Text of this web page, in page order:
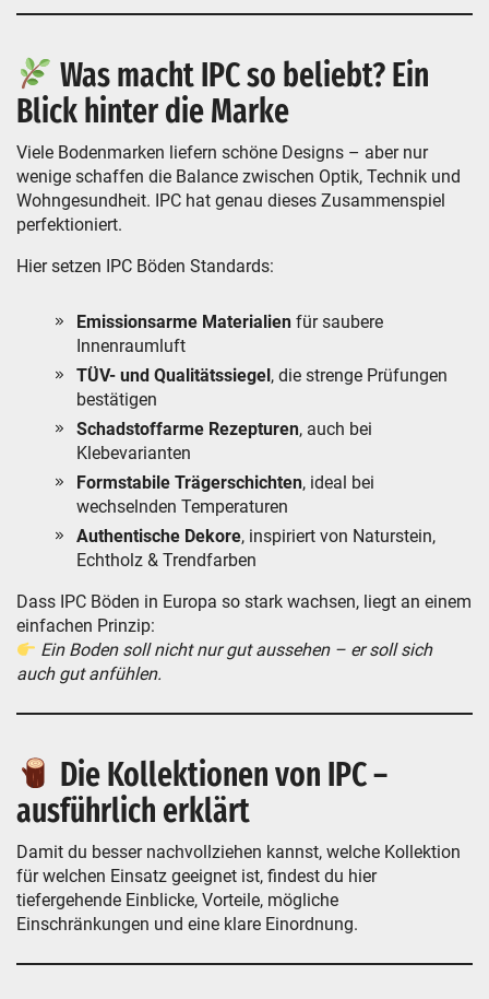
Was macht IPC so beliebt? Ein
Blick hinter die Marke
Viele Bodenmarken liefern schöne Designs – aber nur
wenige schaffen die Balance zwischen Optik, Technik und
Wohngesundheit. IPC hat genau dieses Zusammenspiel
perfektioniert.
Hier setzen IPC Böden Standards:
Emissionsarme Materialien für saubere
Innenraumluft
TÜV- und Qualitätssiegel , die strenge Prüfungen
bestätigen
Schadstoffarme Rezepturen, auch bei
Klebevarianten
Formstabile Trägerschichten, ideal bei
wechselnden Temperaturen
Authentische Dekore, inspiriert von Naturstein,
Echtholz & Trendfarben
Dass IPC Böden in Europa so stark wachsen, liegt an einem
einfachen Prinzip:
Ein Boden soll nicht nur gut aussehen – er soll sich
auch gut anfühlen.
Die Kollektionen von IPC –
ausführlich erklärt
Damit du besser nachvollziehen kannst, welche Kollektion
für welchen Einsatz geeignet ist, findest du hier
tiefergehende Einblicke, Vorteile, mögliche
Einschränkungen und eine klare Einordnung.